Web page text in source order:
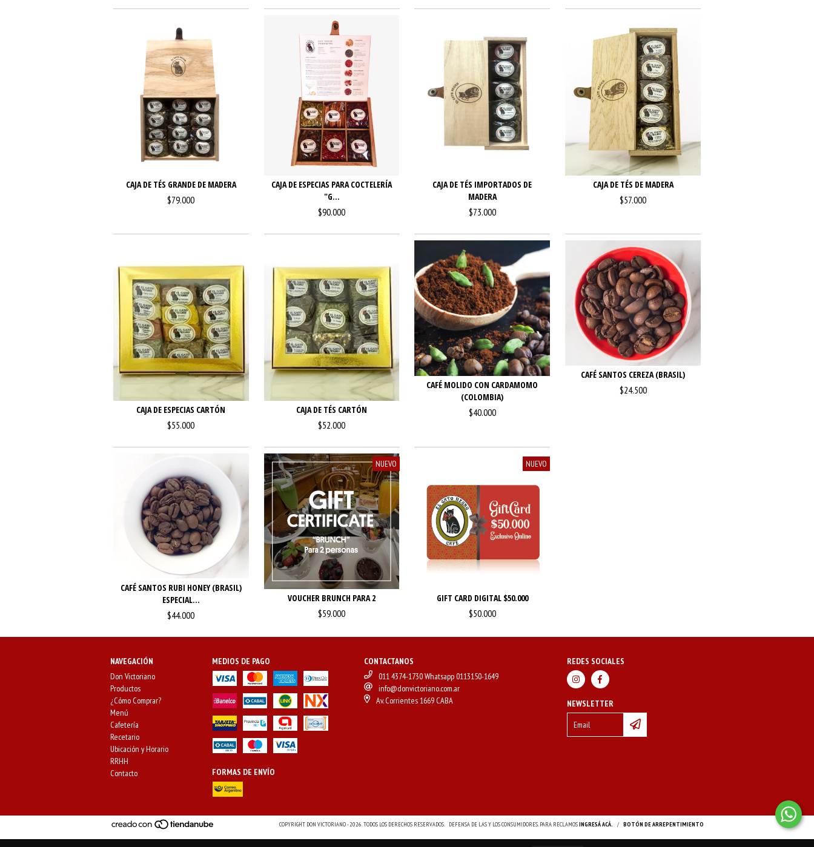
CAJA DE TÉS GRANDE DE MADERA
$79.000
CAJA DE ESPECIAS PARA COCTELERÍA
"G...
$90.000
CAJA DE TÉS IMPORTADOS DE
MADERA
$73.000
CAJA DE TÉS DE MADERA
$57.000
CAJA DE ESPECIAS CARTÓN
$55.000
CAJA DE TÉS CARTÓN
$52.000
CAFÉ MOLIDO CON CARDAMOMO
(COLOMBIA)
$40.000
CAFÉ SANTOS CEREZA (BRASIL)
$24.500
CAFÉ SANTOS RUBI HONEY (BRASIL)
ESPECIAL...
$44.000
NUEVO
VOUCHER BRUNCH PARA 2
$59.000
NUEVO
GIFT CARD DIGITAL $50.000
$50.000
NAVEGACIÓN
Don Victoriano
Productos
¿Cómo Comprar?
Menú
Cafetería
Recetario
Ubicación y Horario
RRHH
Contacto
MEDIOS DE PAGO
FORMAS DE ENVÍO
CONTACTANOS
011 4374-1730 Whatsapp 0113150-1649
info@donvictoriano.com.ar
Av. Corrientes 1669 CABA
REDES SOCIALES
NEWSLETTER
COPYRIGHT DON VICTORIANO - 2026. TODOS LOS DERECHOS RESERVADOS. DEFENSA DE LAS Y LOS CONSUMIDORES. PARA RECLAMOSINGRESÁ ACÁ. / BOTÓN DE ARREPENTIMIENTO